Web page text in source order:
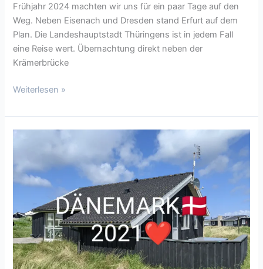
Frühjahr 2024 machten wir uns für ein paar Tage auf den
Weg. Neben Eisenach und Dresden stand Erfurt auf dem
Plan. Die Landeshauptstadt Thüringens ist in jedem Fall
eine Reise wert. Übernachtung direkt neben der
Krämerbrücke
Weiterlesen »
Dänemark